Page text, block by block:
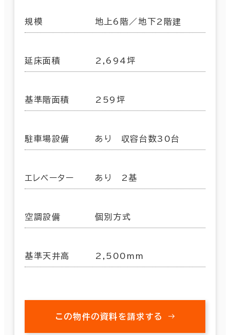
規模 地上6階／地下2階建
延床面積 2,694坪
基準階面積 259坪
駐車場設備 あり 収容台数30台
エレベーター あり 2基
空調設備 個別方式
基準天井高 2,500mm
この物件の資料を請求する